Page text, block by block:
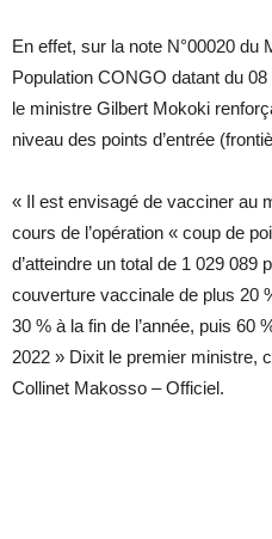
En effet, sur la note N°00020 du
Population CONGO datant du 08
le ministre Gilbert Mokoki
niveau des points d’entrée
« Il est envisagé de vacciner au
cours de l’opération « coup de
d’atteindre un total de 1 029
couverture vaccinale de plus 20
30 % à la fin de l’année, puis 60
2022 » Dixit le premier ministre,
Collinet Makosso – Officiel.